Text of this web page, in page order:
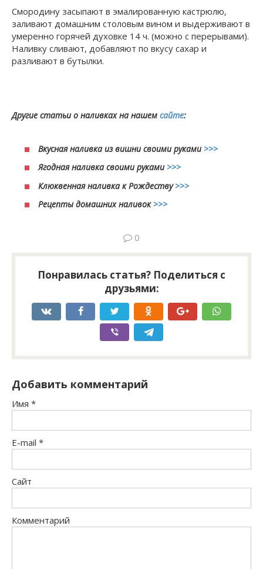
Смородину засыпают в эмалированную кастрюлю,
заливают домашним столовым вином и выдерживают в
умеренно горячей духовке 14 ч. (можно с перерывами).
Наливку сливают, добавляют по вкусу сахар и
разливают в бутылки.
Другие статьи о наливках на нашем сайте:
Вкусная наливка из вишни своими руками >>>
Ягодная наливка своими руками >>>
Клюквенная наливка к Рождеству>>>
Рецепты домашних наливок >>>
0
Понравилась статья? Поделиться с
друзьями:
Добавить комментарий
Имя *
E-mail *
Сайт
Комментарий